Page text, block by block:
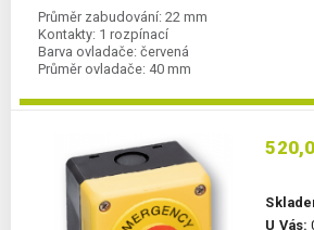
Průměr zabudování: 22 mm
Kontakty: 1 rozpínací
Barva ovladače: červená
Průměr ovladače: 40 mm
U Vás: